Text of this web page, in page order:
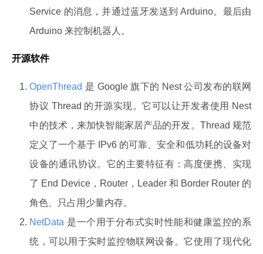
Service 的消息，并通过蓝牙发送到 Arduino。最后由
Arduino 来控制机器人。
开源软件
OpenThread 是 Google 旗下的 Nest 公司发布的联网
协议 Thread 的开源实现。它可以让开发者使用 Nest
中的技术，来加快智能家居产品的开发。Thread 规范
定义了一个基于 IPv6 的可靠、安全和低功耗的设备对
设备的通讯协议。它的主要特征有：高度便携、实现
了 End Device，Router，Leader 和 Border Router 的
角色、只占用少量内存。
NetData 是一个用于分布式实时性能和健康监控的系
统，可以用于实时监控物联网设备。它使用了现代化